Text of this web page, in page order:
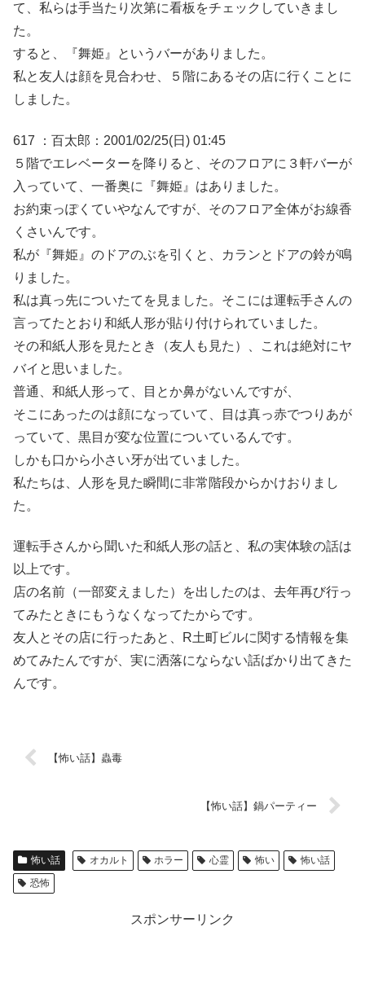
て、私らは手当たり次第に看板をチェックしていきまし
た。
すると、『舞姫』というバーがありました。
私と友人は顔を見合わせ、５階にあるその店に行くことに
しました。
617 ：百太郎：2001/02/25(日) 01:45
５階でエレベーターを降りると、そのフロアに３軒バーが
入っていて、一番奥に『舞姫』はありました。
お約束っぽくていやなんですが、そのフロア全体がお線香
くさいんです。
私が『舞姫』のドアのぶを引くと、カランとドアの鈴が鳴
りました。
私は真っ先についたてを見ました。そこには運転手さんの
言ってたとおり和紙人形が貼り付けられていました。
その和紙人形を見たとき（友人も見た）、これは絶対にヤ
バイと思いました。
普通、和紙人形って、目とか鼻がないんですが、
そこにあったのは顔になっていて、目は真っ赤でつりあが
っていて、黒目が変な位置についているんです。
しかも口から小さい牙が出ていました。
私たちは、人形を見た瞬間に非常階段からかけおりまし
た。
運転手さんから聞いた和紙人形の話と、私の実体験の話は
以上です。
店の名前（一部変えました）を出したのは、去年再び行っ
てみたときにもうなくなってたからです。
友人とその店に行ったあと、R土町ビルに関する情報を集
めてみたんですが、実に洒落にならない話ばかり出てきた
んです。
【怖い話】蟲毒
【怖い話】鍋パーティー
怖い話 オカルト ホラー 心霊 怖い
怖い話
恐怖
スポンサーリンク